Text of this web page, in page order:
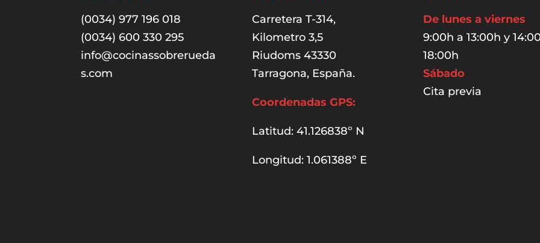
(0034) 977 196 018
(0034) 600 330 295
info@cocinassobrerueda
s.com
Carretera T-314,
Kilometro 3,5
Riudoms 43330
Tarragona, España.
Coordenadas GPS:
Latitud: 41.126838º N
Longitud: 1.061388º E
De lunes a viernes
9:00h a 13:00h y
18:00h
Sábado
Cita previa